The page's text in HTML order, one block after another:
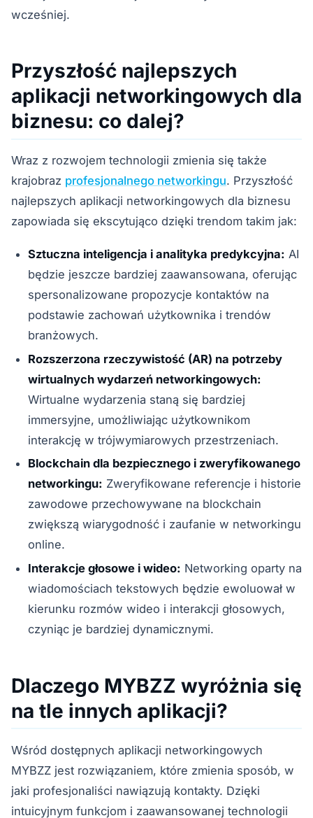
wcześniej.
Przyszłość najlepszych
aplikacji networkingowych dla
biznesu: co dalej?
Wraz z rozwojem technologii zmienia się także
krajobraz profesjonalnego networkingu. Przyszłość
najlepszych aplikacji networkingowych dla biznesu
zapowiada się ekscytująco dzięki trendom takim jak:
Sztuczna inteligencja i analityka predykcyjna: AI
będzie jeszcze bardziej zaawansowana, oferując
spersonalizowane propozycje kontaktów na
podstawie zachowań użytkownika i trendów
branżowych.
Rozszerzona rzeczywistość (AR) na potrzeby
wirtualnych wydarzeń networkingowych:
Wirtualne wydarzenia staną się bardziej
immersyjne, umożliwiając użytkownikom
interakcję w trójwymiarowych przestrzeniach.
Blockchain dla bezpiecznego i zweryfikowanego
networkingu: Zweryfikowane referencje i historie
zawodowe przechowywane na blockchain
zwiększą wiarygodność i zaufanie w networkingu
online.
Interakcje głosowe i wideo: Networking oparty na
wiadomościach tekstowych będzie ewoluował w
kierunku rozmów wideo i interakcji głosowych,
czyniąc je bardziej dynamicznymi.
Dlaczego MYBZZ wyróżnia się
na tle innych aplikacji?
Wśród dostępnych aplikacji networkingowych
MYBZZ jest rozwiązaniem, które zmienia sposób, w
jaki profesjonaliści nawiązują kontakty. Dzięki
intuicyjnym funkcjom i zaawansowanej technologii